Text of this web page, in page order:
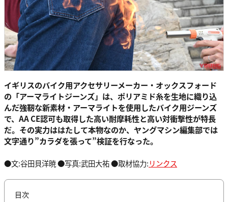
イギリスのバイク用アクセサリーメーカー・オックスフォード
の「アーマライトジーンズ」は、ポリアミド糸を生地に織り込
んだ強靭な新素材・アーマライトを使用したバイク用ジーンズ
で、AA CE認可も取得した高い耐摩耗性と高い対衝撃性が特長
だ。その実力ははたして本物なのか、ヤングマシン編集部では
文字通り”カラダを張って”検証を行なった。
●文:谷田貝洋暁 ●写真:武田大祐 ●取材協力:リンクス
目次